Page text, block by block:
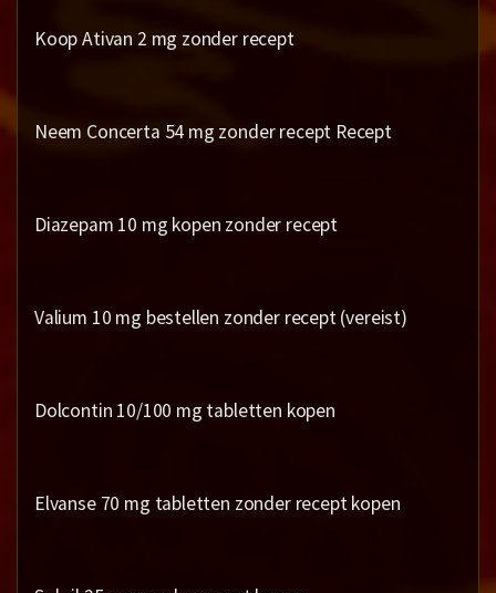
Koop Ativan 2 mg zonder recept
Neem Concerta 54 mg zonder recept Recept
Diazepam 10 mg kopen zonder recept
Valium 10 mg bestellen zonder recept (vereist)
Dolcontin 10/100 mg tabletten kopen
Elvanse 70 mg tabletten zonder recept kopen